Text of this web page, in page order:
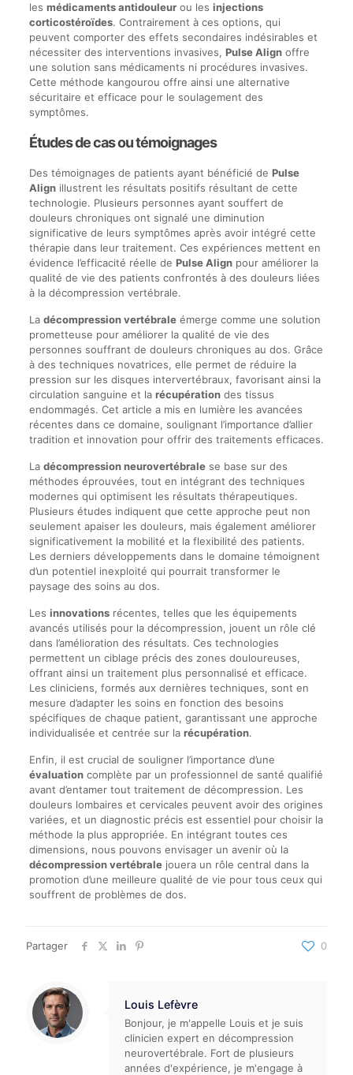
les médicaments antidouleurou les injections
corticostéroïdes. Contrairement à ces options, qui
peuvent comporter des effets secondaires indésirables et
nécessiter des interventions invasives, Pulse Alignoffre
une solution sans médicaments ni procédures invasives.
Cette méthode kangourou offre ainsi une alternative
sécuritaire et efficace pour le soulagement des
symptômes.
Études de cas ou témoignages
Des témoignages de patients ayant bénéficié de Pulse
Alignillustrent les résultats positifs résultant de cette
technologie. Plusieurs personnes ayant souffert de
douleurs chroniques ont signalé une diminution
significative de leurs symptômes après avoir intégré cette
thérapie dans leur traitement. Ces expériences mettent en
évidence l’efficacité réelle de Pulse Alignpour améliorer la
qualité de vie des patients confrontés à des douleurs liées
à la décompression vertébrale.
La décompression vertébraleémerge comme une solution
prometteuse pour améliorer la qualité de vie des
personnes souffrant de douleurs chroniques au dos. Grâce
à des techniques novatrices, elle permet de réduire la
pression sur les disques intervertébraux, favorisant ainsi la
circulation sanguine et la récupérationdes tissus
endommagés. Cet article a mis en lumière les avancées
récentes dans ce domaine, soulignant l’importance d’allier
tradition et innovation pour offrir des traitements efficaces.
La décompression neurovertébralese base sur des
méthodes éprouvées, tout en intégrant des techniques
modernes qui optimisent les résultats thérapeutiques.
Plusieurs études indiquent que cette approche peut non
seulement apaiser les douleurs, mais également améliorer
significativement la mobilité et la flexibilité des patients.
Les derniers développements dans le domaine témoignent
d’un potentiel inexploité qui pourrait transformer le
paysage des soins au dos.
Les innovationsrécentes, telles que les équipements
avancés utilisés pour la décompression, jouent un rôle clé
dans l’amélioration des résultats. Ces technologies
permettent un ciblage précis des zones douloureuses,
offrant ainsi un traitement plus personnalisé et efficace.
Les cliniciens, formés aux dernières techniques, sont en
mesure d’adapter les soins en fonction des besoins
spécifiques de chaque patient, garantissant une approche
individualisée et centrée sur la récupération.
Enfin, il est crucial de souligner l’importance d’une
évaluationcomplète par un professionnel de santé qualifié
avant d’entamer tout traitement de décompression. Les
douleurs lombaires et cervicales peuvent avoir des origines
variées, et un diagnostic précis est essentiel pour choisir la
méthode la plus appropriée. En intégrant toutes ces
dimensions, nous pouvons envisager un avenir où la
décompression vertébralejouera un rôle central dans la
promotion d’une meilleure qualité de vie pour tous ceux qui
souffrent de problèmes de dos.
Partager 0
Louis Lefèvre
Bonjour, je m'appelle Louis et je suis
clinicien expert en décompression
neurovertébrale. Fort de plusieurs
années d'expérience, je m'engage à